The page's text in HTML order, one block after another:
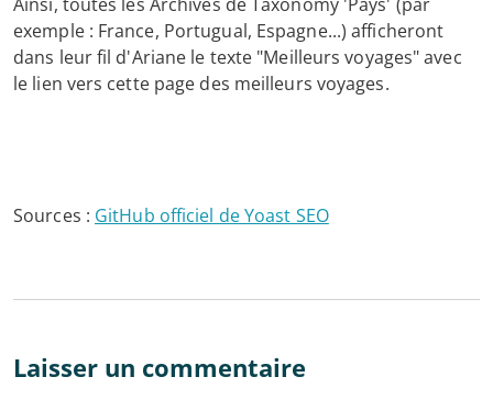
exemple : France, Portugual, Espagne...) afficheront
dans leur fil d'Ariane le texte "Meilleurs voyages" avec
le lien vers cette page des meilleurs voyages.
Sources : GitHub officiel de Yoast SEO
Laisser un commentaire